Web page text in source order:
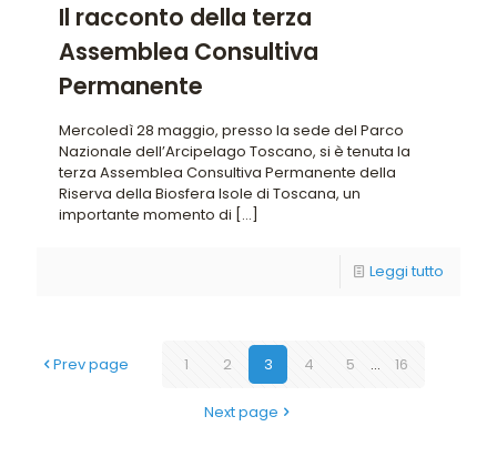
Il racconto della terza
Assemblea Consultiva
Permanente
Mercoledì 28 maggio, presso la sede del Parco
Nazionale dell’Arcipelago Toscano, si è tenuta la
terza Assemblea Consultiva Permanente della
Riserva della Biosfera Isole di Toscana, un
importante momento di […]
Leggi tutto
Prev page 1 2 3 4 5 ... 16
Next page